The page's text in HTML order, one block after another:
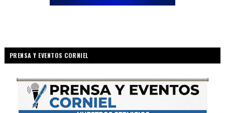
PRENSA Y EVENTOS CORNIEL